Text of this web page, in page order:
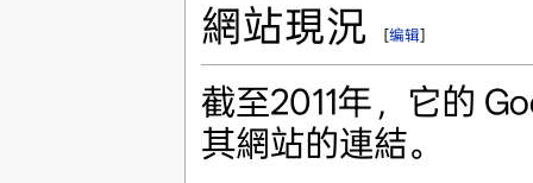
網站現況 [编辑]
截至2011年，它的
其網站的連結。